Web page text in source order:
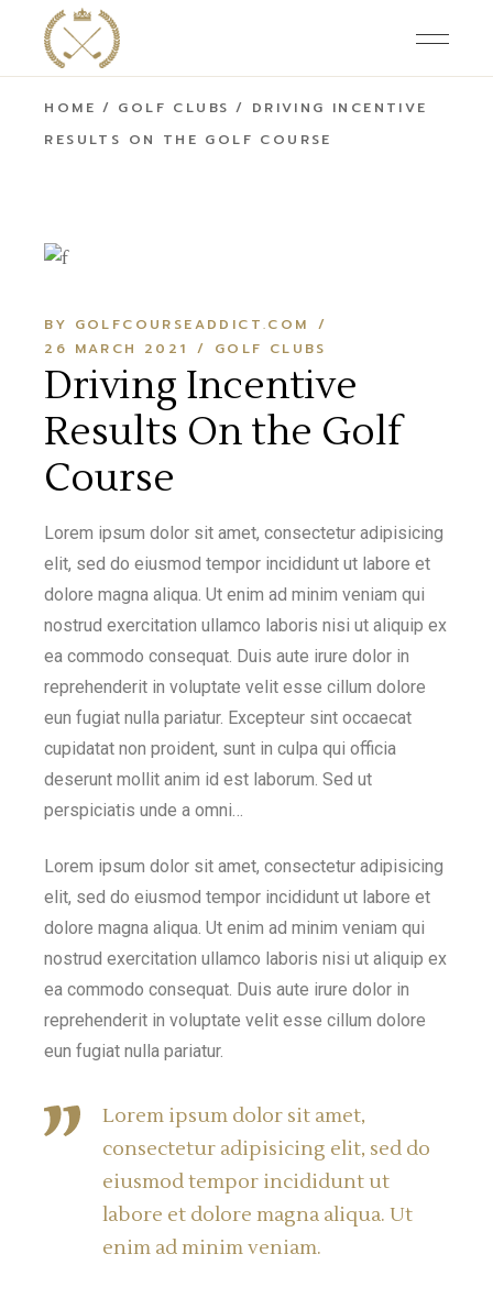
HOME GOLF CLUBS
DRIVING INCENTIVE
RESULTS ON THE GOLF COURSE
BY GOLFCOURSEADDICT.COM
26 MARCH 2021
GOLF CLUBS
Driving Incentive
Results On the Golf
Course
Lorem ipsum dolor sit amet, consectetur adipisicing
elit, sed do eiusmod tempor incididunt ut labore et
dolore magna aliqua. Ut enim ad minim veniam qui
nostrud exercitation ullamco laboris nisi ut aliquip ex
ea commodo consequat. Duis aute irure dolor in
reprehenderit in voluptate velit esse cillum dolore
eun fugiat nulla pariatur. Excepteur sint occaecat
cupidatat non proident, sunt in culpa qui officia
deserunt mollit anim id est laborum. Sed ut
perspiciatis unde a omni…
Lorem ipsum dolor sit amet, consectetur adipisicing
elit, sed do eiusmod tempor incididunt ut labore et
dolore magna aliqua. Ut enim ad minim veniam qui
nostrud exercitation ullamco laboris nisi ut aliquip ex
ea commodo consequat. Duis aute irure dolor in
reprehenderit in voluptate velit esse cillum dolore
eun fugiat nulla pariatur.
Lorem ipsum dolor sit amet,
consectetur adipisicing elit, sed do
eiusmod tempor incididunt ut
labore et dolore magna aliqua. Ut
enim ad minim veniam.